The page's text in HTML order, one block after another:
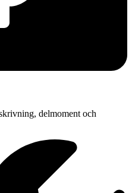
delmoment och